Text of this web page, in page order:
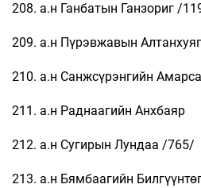
208. а.н Ганбатын Ганзориг /
209. а.н Пүрэвжавын Алтанхуяг
210. а.н Санжсүрэнгийн
211. а.н Раднаагийн Анхбаяр
212. а.н Сугирын Лундаа /765/
213. а.н Бямбаагийн